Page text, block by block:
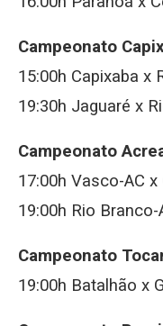
Campeonato
15:00h Capixaba x
19:30h Jaguaré x
Campeonato
17:00h Vasco-AC x
19:00h Rio Branco-
Campeonato
19:00h Batalhão x